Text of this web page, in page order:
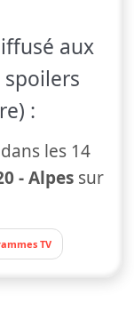
aux
:
les 14
- Alpessur
TV